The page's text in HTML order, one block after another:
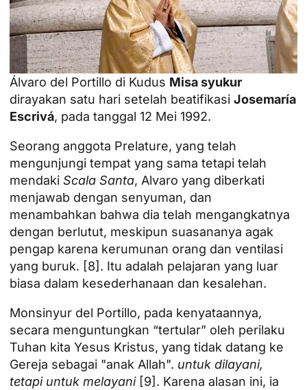
Álvaro del Portillo di Kudus Misa syukur
dirayakan satu hari setelah beatifikasi Josemaría
Escrivá, pada tanggal 12 Mei 1992.
Seorang anggota Prelature, yang telah
mengunjungi tempat yang sama tetapi telah
mendaki Scala Santa, Alvaro yang diberkati
menjawab dengan senyuman, dan
menambahkan bahwa dia telah mengangkatnya
dengan berlutut, meskipun suasananya agak
pengap karena kerumunan orang dan ventilasi
yang buruk. [8] . Itu adalah pelajaran yang luar
biasa dalam kesederhanaan dan kesalehan.
Monsinyur del Portillo, pada kenyataannya,
secara menguntungkan “tertular” oleh perilaku
Tuhan kita Yesus Kristus, yang tidak datang ke
Gereja sebagai "anak Allah". untuk dilayani,
tetapi untuk melayani [9] . Karena alasan ini, ia